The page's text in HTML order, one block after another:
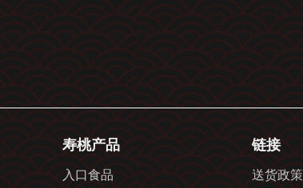
寿桃产品
入口食品
链接
送货政策